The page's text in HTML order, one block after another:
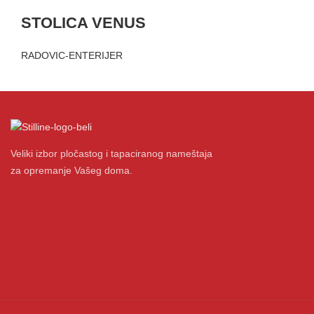
STOLICA VENUS
RADOVIC-ENTERIJER
Veliki izbor pločastog i tapaciranog nameštaja
za opremanje Vašeg doma.